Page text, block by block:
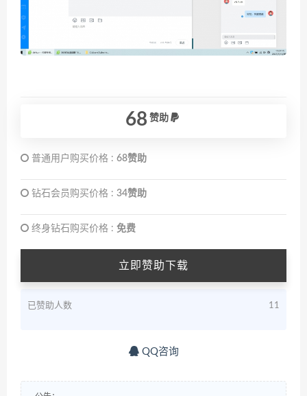
68 赞助
普通用户购买价格 : 68赞助
钻石会员购买价格 : 34赞助
终身钻石购买价格 : 免费
立即赞助下载
已赞助人数 11
QQ咨询